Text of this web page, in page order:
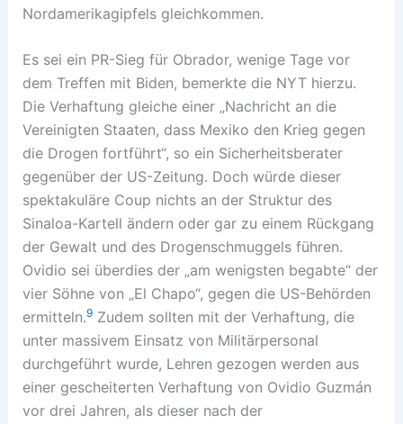
Nordamerikagipfels gleichkommen.
Es sei ein PR-Sieg für Obrador, wenige Tage vor
dem Treffen mit Biden, bemerkte die NYT hierzu.
Die Verhaftung gleiche einer „Nachricht an die
Vereinigten Staaten, dass Mexiko den Krieg gegen
die Drogen fortführt“, so ein Sicherheitsberater
gegenüber der US-Zeitung. Doch würde dieser
spektakuläre Coup nichts an der Struktur des
Sinaloa-Kartell ändern oder gar zu einem Rückgang
der Gewalt und des Drogenschmuggels führen.
Ovidio sei überdies der „am wenigsten begabte“ der
vier Söhne von „El Chapo“, gegen die US-Behörden
ermitteln.9Zudem sollten mit der Verhaftung, die
unter massivem Einsatz von Militärpersonal
durchgeführt wurde, Lehren gezogen werden aus
einer gescheiterten Verhaftung von Ovidio Guzmán
vor drei Jahren, als dieser nach der